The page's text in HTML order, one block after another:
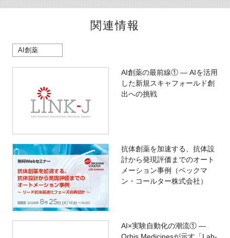
関連情報
AI創薬
AI創薬の最前線① ― AIを活用
した新規スキャフォールド創
出への挑戦
抗体創薬を加速する、抗体設
計から発現評価までのオート
メーション事例（ベックマ
ン・コールター株式会社）
AI×実験自動化の潮流① ―
Orbis Medicinesが示す「Lab-